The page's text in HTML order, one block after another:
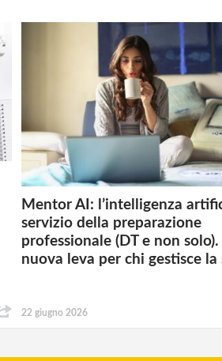
Mentor AI: l’intelligenza
servizio della preparazione
professionale (DT e non solo).
nuova leva per chi gestisce la
22 giugno 2026